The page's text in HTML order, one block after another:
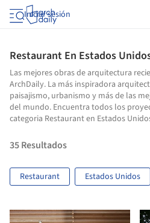
Iniciar sesión
Restaurant En Estados
Las mejores obras de arquitectura
ArchDaily. La más inspiradora
paisajismo, urbanismo y más de las
del mundo. Encuentra todos los
categoria Restaurant en Estados
35Resultados
Restaurant Estados Unidos